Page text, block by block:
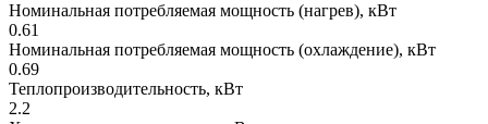
Номинальная потребляемая мощность (нагрев), кВт
0.61
Номинальная потребляемая мощность (охлаждение), кВт
0.69
Теплопроизводительность, кВт
2.2